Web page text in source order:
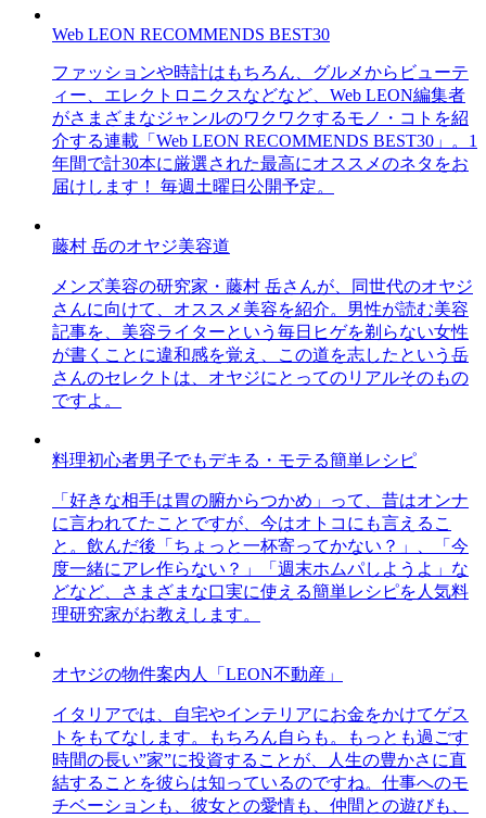
Web LEON RECOMMENDS BEST30
ファッションや時計はもちろん、グルメからビューテ
ィー、エレクトロニクスなどなど、Web LEON編集者
がさまざまなジャンルのワクワクするモノ・コトを紹
介する連載「Web LEON RECOMMENDS BEST30」。1
年間で計30本に厳選された最高にオススメのネタをお
届けします！ 毎週土曜日公開予定。
藤村 岳のオヤジ美容道
メンズ美容の研究家・藤村 岳さんが、同世代のオヤジ
さんに向けて、オススメ美容を紹介。男性が読む美容
記事を、美容ライターという毎日ヒゲを剃らない女性
が書くことに違和感を覚え、この道を志したという岳
さんのセレクトは、オヤジにとってのリアルそのもの
ですよ。
料理初心者男子でもデキる・モテる簡単レシピ
「好きな相手は胃の腑からつかめ」って、昔はオンナ
に言われてたことですが、今はオトコにも言えるこ
と。飲んだ後「ちょっと一杯寄ってかない？」、「今
度一緒にアレ作らない？」「週末ホムパしようよ」な
どなど、さまざまな口実に使える簡単レシピを人気料
理研究家がお教えします。
オヤジの物件案内人「LEON不動産」
イタリアでは、自宅やインテリアにお金をかけてゲス
トをもてなします。もちろん自らも。もっとも過ごす
時間の長い”家”に投資することが、人生の豊かさに直
結することを彼らは知っているのですね。仕事へのモ
チベーションも、彼女との愛情も、仲間との遊びも、